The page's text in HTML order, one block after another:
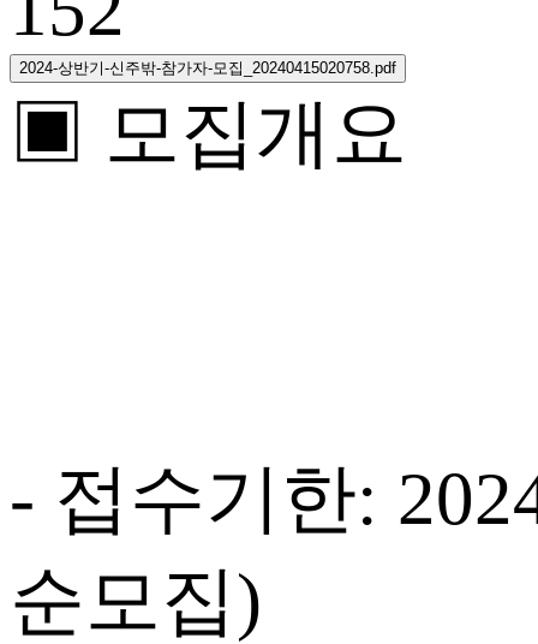
2024-상반기-신주밖-참가자-모집_20240415020758.pdf
▣ 모집개요
- 접수기한:
순모집)